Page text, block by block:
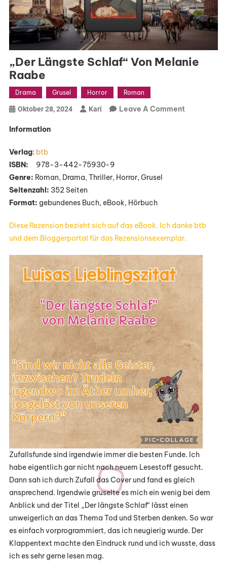
„Der Längste Schlaf“ Von Melanie
Raabe
Drama Grusel Horror Roman
Oktober 28, 2024 Kari Leave A CommentOn
Information
Verlag: btb
ISBN: ‎ ‎ ‎ ‎ 978-3-442-75930-9
Genre: Roman, Drama, Thriller, Horror, Grusel
Seitenzahl: 352 Seiten
Format: gebundenes Buch, eBook, Hörbuch
Diese Rezension bezieht sich auf das eBook. Ich danke btb
und dem Bloggerportal für das Rezensionsexemplar.
Zufallsfunde sind irgendwie immer die besten Funde. Ich
habe eigentlich gar nicht nach neuem Lesestoff gesucht.
Dann sah ich durch Zufall das Cover und fand es gleich
ansprechend. Irgendwie gruselte es mich ein wenig bei dem
Anblick und der Titel „Der längste Schlaf“ lässt einen
unweigerlich an das Thema Tod und Sterben denken. So war
es einfach vorprogrammiert, das ich neugierig wurde. Der
Klappentext machte den Eindruck rund und ich wusste, dass
ich es sehr gerne lesen mag.